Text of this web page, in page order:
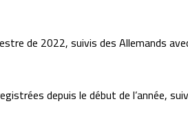
de 2022, suivis des Allemands
depuis le début de l’année,